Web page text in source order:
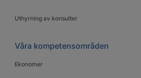
Uthyrning av konsulter
Våra kompetensområden
Ekonomer